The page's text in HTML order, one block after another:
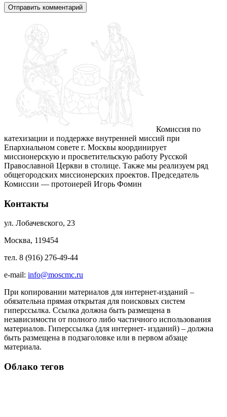
Комиссия по
катехизации и поддержке внутренней миссий при
Епархиальном совете г. Москвы координирует
миссионерскую и просветительскую работу Русской
Православной Церкви в столице. Также мы реализуем ряд
общегородских миссионерских проектов. Председатель
Комиссии — протоиерей Игорь Фомин
Контакты
ул. Лобачевского, 23
Москва, 119454
тел. 8 (916) 276-49-44
e-mail: info@moscmc.ru
При копировании материалов для интернет-изданий –
обязательна прямая открытая для поисковых систем
гиперссылка. Ссылка должна быть размещена в
независимости от полного либо частичного использования
материалов. Гиперссылка (для интернет- изданий) – должна
быть размещена в подзаголовке или в первом абзаце
материала.
Облако тегов